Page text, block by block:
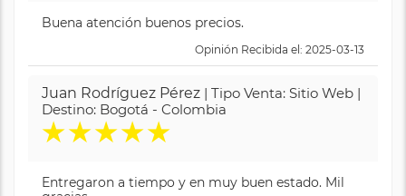
Buena atención buenos precios.
Opinión Recibida el: 2025-03-13
Juan Rodríguez Pérez | Tipo Venta: Sitio Web |
Destino: Bogotá - Colombia
★★★★★
Entregaron a tiempo y en muy buen estado. Mil